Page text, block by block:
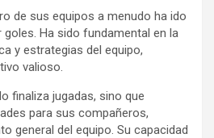
de sus equipos a menudo ha ido
Ha sido fundamental en la
y estrategias del equipo,
valioso.
finaliza jugadas, sino que
para sus compañeros,
general del equipo. Su capacidad